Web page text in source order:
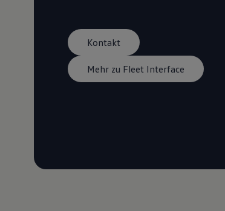
Kontakt
Mehr zu Fleet Interface